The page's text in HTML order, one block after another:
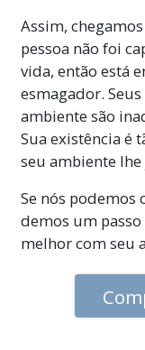
Assim,
pessoa não foi
vida, então está
esmagador.
ambiente são
Sua existência é
seu ambiente lhe
Se nós podemos
demos um
melhor com seu